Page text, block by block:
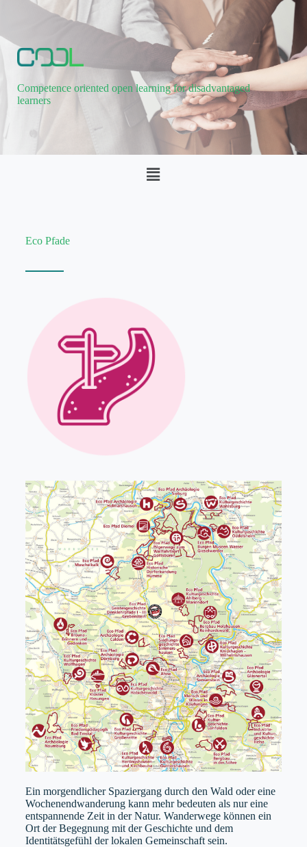
Competence oriented open learning for disadvantaged
learners
Eco Pfade
Ein morgendlicher Spaziergang durch den Wald oder eine
Wochenendwanderung kann mehr bedeuten als nur eine
entspannende Zeit in der Natur. Wanderwege können ein
Ort der Begegnung mit der Geschichte und dem
Identitätsgefühl der lokalen Gemeinschaft sein.